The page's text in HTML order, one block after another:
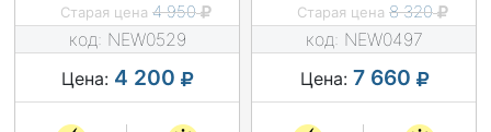
код: NEW0529
Старая цена 4 950
Цена: 4 200
код: NEW0497
Старая цена 8 320
Цена: 7 660